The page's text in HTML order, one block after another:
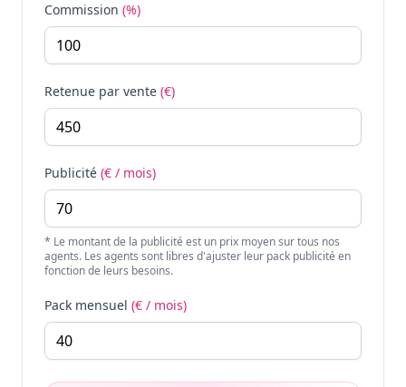
Commission (%)
Retenue par vente (€)
Publicité (€ / mois)
* Le montant de la publicité est un prix moyen sur tous nos
agents. Les agents sont libres d'ajuster leur pack publicité en
fonction de leurs besoins.
Pack mensuel (€ / mois)